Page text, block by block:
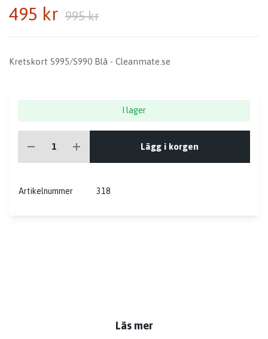
495 kr 995 kr
Kretskort S995/S990 Blå - Cleanmate.se
I lager
Lägg i korgen
Artikelnummer 318
Läs mer